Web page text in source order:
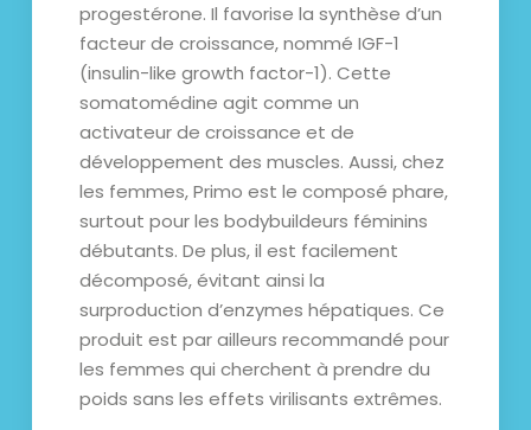
progestérone. Il favorise la synthèse d’un
facteur de croissance, nommé IGF-1
(insulin-like growth factor-1). Cette
somatomédine agit comme un
activateur de croissance et de
développement des muscles. Aussi, chez
les femmes, Primo est le composé phare,
surtout pour les bodybuildeurs féminins
débutants. De plus, il est facilement
décomposé, évitant ainsi la
surproduction d’enzymes hépatiques. Ce
produit est par ailleurs recommandé pour
les femmes qui cherchent à prendre du
poids sans les effets virilisants extrêmes.